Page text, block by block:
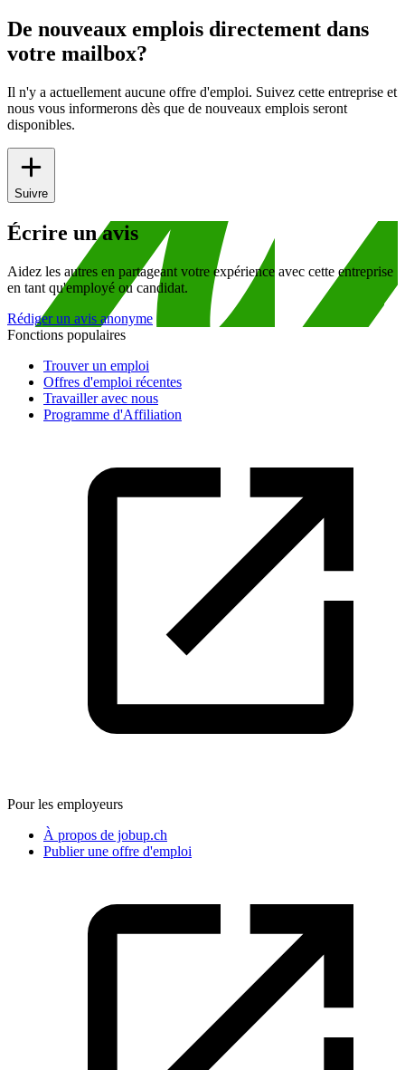
De nouveaux emplois directement dans
votre mailbox?
Il n'y a actuellement aucune offre d'emploi. Suivez cette entreprise et
nous vous informerons dès que de nouveaux emplois seront
disponibles.
Suivre
Écrire un avis
Aidez les autres en partageant votre expérience avec cette entreprise
en tant qu'employé ou candidat.
Rédiger un avis anonyme
Fonctions populaires
Trouver un emploi
Offres d'emploi récentes
Travailler avec nous
Programme d'Affiliation
Pour les employeurs
À propos de jobup.ch
Publier une offre d'emploi